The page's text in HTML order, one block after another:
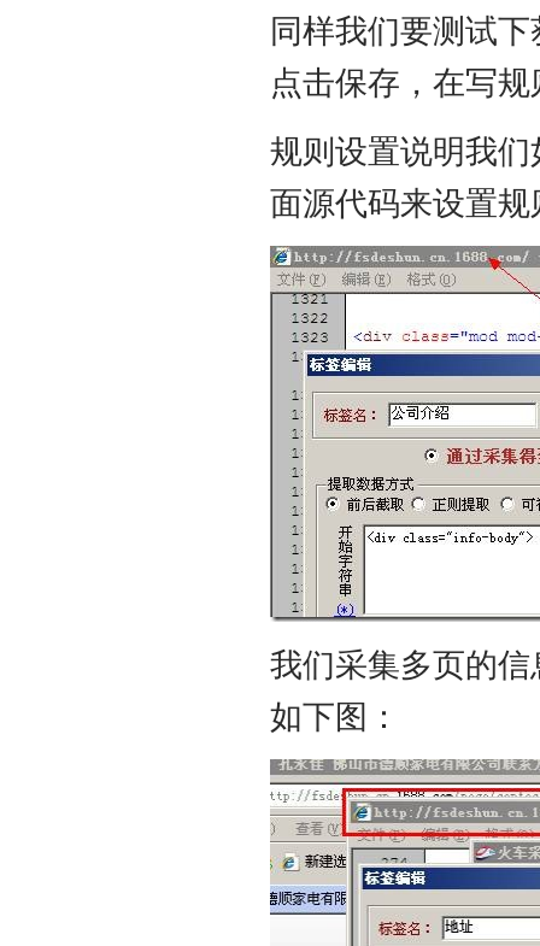
同样我们要测试
点击保存，在写
规则设置说明我
面源代码来设置
我们采集多页的
如下图：